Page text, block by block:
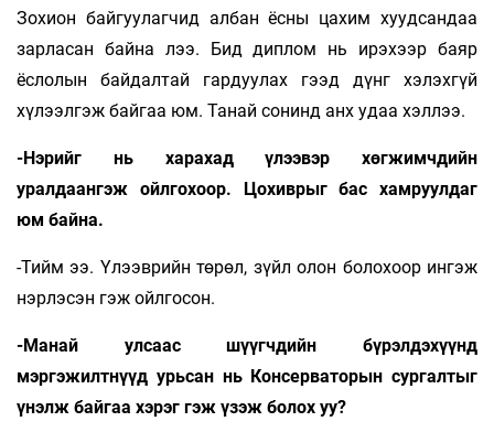
Зохион байгуулагчид албан ёсны цахим хуудсандаа
зарласан байна лээ. Бид диплом нь ирэхээр баяр
ёслолын байдалтай гардуулах гээд дүнг хэлэхгүй
хүлээлгэж байгаа юм. Танай сонинд анх удаа хэллээ.
-Нэрийг нь харахад үлээвэр хөгжимчдийн
уралдаангэж ойлгохоор. Цохиврыг бас хамруулдаг
юм байна.
-Тийм ээ. Үлээврийн төрөл, зүйл олон болохоор ингэж
нэрлэсэн гэж ойлгосон.
-Манай улсаас шүүгчдийн бүрэлдэхүүнд
мэргэжилтнүүд урьсан нь Консерваторын сургалтыг
үнэлж байгаа хэрэг гэж үзэж болох уу?